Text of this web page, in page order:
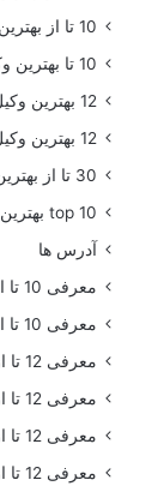
10 تا از بهترین وکیل یزد 🥇【آپدیت جدید】
10 تا بهترین وکیل عباس آباد 🥇【آپدیت جدید】⚖️
12 بهترین وکیل بوکان 🥇【آپدیت جدید】⚖️
12 بهترین وکیل رودسر🥇【آپدیت جدید】⚖️
30 تا از بهترین وکیل کرمان⚖️سال 1405
top 10 بهترین وکیل جلفا🥇【آپدیت جدید】⚖️
آدرس ها
معرفی 10 تا از بهترین وکیل تهران 🥇【آپدیت جدید】⚖️
معرفی 10 تا از بهترین وکیل شیراز 🥇【آپدیت جدید】⚖️
معرفی 12 تا از بهترین وکیل آمل 🥇【آپدیت جدید】⚖️
معرفی 12 تا از بهترین وکیل ارومیه 🥇【آپدیت جدید】⚖️
معرفی 12 تا از بهترین وکیل اصفهان 🥇【آپدیت جدید】⚖️
معرفی 12 تا از بهترین وکیل تبریز 🥇【آپدیت جدید】⚖️